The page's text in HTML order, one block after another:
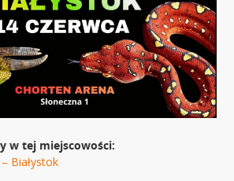
w tej miejscowości:
Białystok